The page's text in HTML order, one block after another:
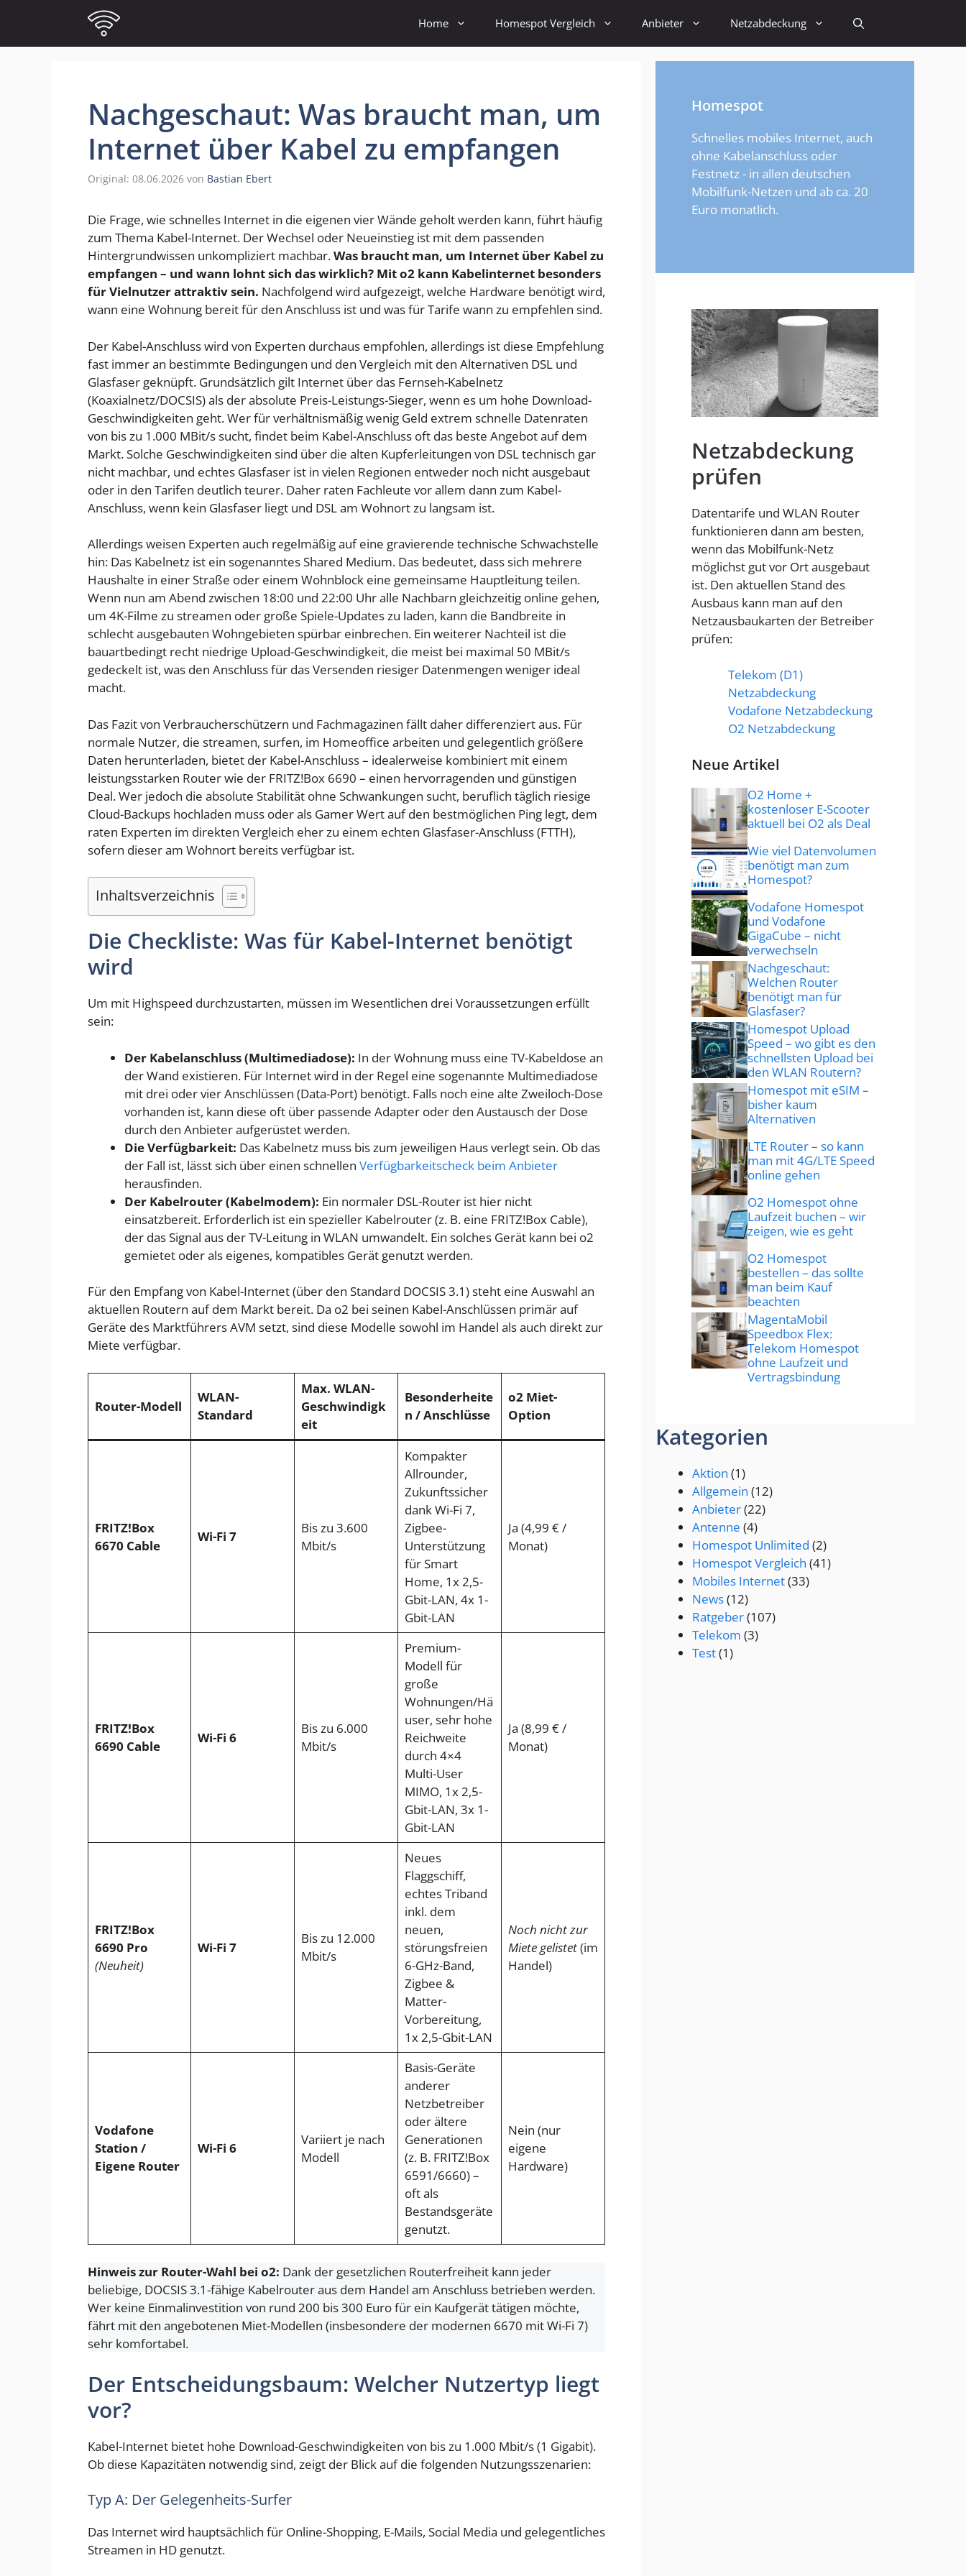
springen
Home Homespot Vergleich Anbieter Netzabdeckung
Nachgeschaut: Was braucht man, um
Internet über Kabel zu empfangen
08.06.2026 von Bastian Ebert
Die Frage, wie schnelles Internet in die eigenen vier Wände geholt werden kann, führt häufig
zum Thema Kabel-Internet. Der Wechsel oder Neueinstieg ist mit dem passenden
Hintergrundwissen unkompliziert machbar.Was braucht man, um Internet über Kabel zu
empfangen – und wann lohnt sich das wirklich? Mit o2 kann Kabelinternet besonders
für Vielnutzer attraktiv sein. Nachfolgend wird aufgezeigt, welche Hardware benötigt wird,
wann eine Wohnung bereit für den Anschluss ist und was für Tarife wann zu empfehlen sind.
Der Kabel-Anschluss wird von Experten durchaus empfohlen, allerdings ist diese Empfehlung
fast immer an bestimmte Bedingungen und den Vergleich mit den Alternativen DSL und
Glasfaser geknüpft. Grundsätzlich gilt Internet über das Fernseh-Kabelnetz
(Koaxialnetz/DOCSIS) als der absolute Preis-Leistungs-Sieger, wenn es um hohe Download-
Geschwindigkeiten geht. Wer für verhältnismäßig wenig Geld extrem schnelle Datenraten
von bis zu 1.000 MBit/s sucht, findet beim Kabel-Anschluss oft das beste Angebot auf dem
Markt. Solche Geschwindigkeiten sind über die alten Kupferleitungen von DSL technisch gar
nicht machbar, und echtes Glasfaser ist in vielen Regionen entweder noch nicht ausgebaut
oder in den Tarifen deutlich teurer. Daher raten Fachleute vor allem dann zum Kabel-
Anschluss, wenn kein Glasfaser liegt und DSL am Wohnort zu langsam ist.
Allerdings weisen Experten auch regelmäßig auf eine gravierende technische Schwachstelle
hin: Das Kabelnetz ist ein sogenanntes Shared Medium. Das bedeutet, dass sich mehrere
Haushalte in einer Straße oder einem Wohnblock eine gemeinsame Hauptleitung teilen.
Wenn nun am Abend zwischen 18:00 und 22:00 Uhr alle Nachbarn gleichzeitig online gehen,
um 4K-Filme zu streamen oder große Spiele-Updates zu laden, kann die Bandbreite in
schlecht ausgebauten Wohngebieten spürbar einbrechen. Ein weiterer Nachteil ist die
bauartbedingt recht niedrige Upload-Geschwindigkeit, die meist bei maximal 50 MBit/s
gedeckelt ist, was den Anschluss für das Versenden riesiger Datenmengen weniger ideal
macht.
Das Fazit von Verbraucherschützern und Fachmagazinen fällt daher differenziert aus. Für
normale Nutzer, die streamen, surfen, im Homeoffice arbeiten und gelegentlich größere
Daten herunterladen, bietet der Kabel-Anschluss – idealerweise kombiniert mit einem
leistungsstarken Router wie der FRITZ!Box 6690 – einen hervorragenden und günstigen
Deal. Wer jedoch die absolute Stabilität ohne Schwankungen sucht, beruflich täglich riesige
Cloud-Backups hochladen muss oder als Gamer Wert auf den bestmöglichen Ping legt, dem
raten Experten im direkten Vergleich eher zu einem echten Glasfaser-Anschluss (FTTH),
sofern dieser am Wohnort bereits verfügbar ist.
Inhaltsverzeichnis
Die Checkliste: Was für Kabel-Internet benötigt
wird
Um mit Highspeed durchzustarten, müssen im Wesentlichen drei Voraussetzungen erfüllt
sein:
Der Kabelanschluss (Multimediadose): In der Wohnung muss eine TV-Kabeldose an
der Wand existieren. Für Internet wird in der Regel eine sogenannte Multimediadose
mit drei oder vier Anschlüssen (Data-Port) benötigt. Falls noch eine alte Zweiloch-Dose
vorhanden ist, kann diese oft über passende Adapter oder den Austausch der Dose
durch den Anbieter aufgerüstet werden.
Die Verfügbarkeit: Das Kabelnetz muss bis zum jeweiligen Haus verlegt sein. Ob das
der Fall ist, lässt sich über einen schnellen Verfügbarkeitscheck beim Anbieter
herausfinden.
Der Kabelrouter (Kabelmodem): Ein normaler DSL-Router ist hier nicht
einsatzbereit. Erforderlich ist ein spezieller Kabelrouter (z. B. eine FRITZ!Box Cable),
der das Signal aus der TV-Leitung in WLAN umwandelt. Ein solches Gerät kann bei o2
gemietet oder als eigenes, kompatibles Gerät genutzt werden.
Für den Empfang von Kabel-Internet (über den Standard DOCSIS 3.1) steht eine Auswahl an
aktuellen Routern auf dem Markt bereit. Da o2 bei seinen Kabel-Anschlüssen primär auf
Geräte des Marktführers AVM setzt, sind diese Modelle sowohl im Handel als auch direkt zur
Miete verfügbar.
Router-Modell
WLAN-
Standard
Max. WLAN-
Geschwindigk
eit
Besonderheite
n / Anschlüsse
o2 Miet-
Option
FRITZ!Box
6670 Cable
Wi-Fi 7
Bis zu 3.600
Mbit/s
Kompakter
Allrounder,
Zukunftssicher
dank Wi-Fi 7,
Zigbee-
Unterstützung
für Smart
Home, 1x 2,5-
Gbit-LAN, 4x 1-
Gbit-LAN
Ja (4,99 € /
Monat)
FRITZ!Box
6690 Cable
Wi-Fi 6
Bis zu 6.000
Mbit/s
Premium-
Modell für
große
Wohnungen/Hä
user, sehr hohe
Reichweite
durch 4×4
Multi-User
MIMO, 1x 2,5-
Gbit-LAN, 3x 1-
Gbit-LAN
Ja (8,99 € /
Monat)
FRITZ!Box
6690 Pro
(Neuheit)
Wi-Fi 7
Bis zu 12.000
Mbit/s
Neues
Flaggschiff,
echtes Triband
inkl. dem
neuen,
störungsfreien
6-GHz-Band,
Zigbee &
Matter-
Vorbereitung,
1x 2,5-Gbit-LAN
Noch nicht zur
Miete gelistet(im
Handel)
Vodafone
Station /
Eigene Router
Wi-Fi 6
Variiert je nach
Modell
Basis-Geräte
anderer
Netzbetreiber
oder ältere
Generationen
(z. B. FRITZ!Box
6591/6660) –
oft als
Bestandsgeräte
genutzt.
Nein (nur
eigene
Hardware)
Hinweis zur Router-Wahl bei o2: Dank der gesetzlichen Routerfreiheit kann jeder
beliebige, DOCSIS 3.1-fähige Kabelrouter aus dem Handel am Anschluss betrieben werden.
Wer keine Einmalinvestition von rund 200 bis 300 Euro für ein Kaufgerät tätigen möchte,
fährt mit den angebotenen Miet-Modellen (insbesondere der modernen 6670 mit Wi-Fi 7)
sehr komfortabel.
Der Entscheidungsbaum: Welcher Nutzertyp liegt
vor?
Kabel-Internet bietet hohe Download-Geschwindigkeiten von bis zu 1.000 Mbit/s (1 Gigabit).
Ob diese Kapazitäten notwendig sind, zeigt der Blick auf die folgenden Nutzungsszenarien:
Typ A: Der Gelegenheits-Surfer
Das Internet wird hauptsächlich für Online-Shopping, E-Mails, Social Media und gelegentliches
Streamen in HD genutzt.
Homespot
Schnelles mobiles Internet, auch
ohne Kabelanschluss oder
Festnetz - in allen deutschen
Mobilfunk-Netzen und ab ca. 20
Euro monatlich.
Netzabdeckung
prüfen
Datentarife und WLAN Router
funktionieren dann am besten,
wenn das Mobilfunk-Netz
möglichst gut vor Ort ausgebaut
ist. Den aktuellen Stand des
Ausbaus kann man auf den
Netzausbaukarten der Betreiber
prüfen:
Telekom (D1)
Netzabdeckung
Vodafone Netzabdeckung
O2 Netzabdeckung
Neue Artikel
O2 Home +
kostenloser E-Scooter
aktuell bei O2 als Deal
Wie viel Datenvolumen
benötigt man zum
Homespot?
Vodafone Homespot
und Vodafone
GigaCube – nicht
verwechseln
Nachgeschaut:
Welchen Router
benötigt man für
Glasfaser?
Homespot Upload
Speed – wo gibt es den
schnellsten Upload bei
den WLAN Routern?
Homespot mit eSIM –
bisher kaum
Alternativen
LTE Router – so kann
man mit 4G/LTE Speed
online gehen
O2 Homespot ohne
Laufzeit buchen – wir
zeigen, wie es geht
O2 Homespot
bestellen – das sollte
man beim Kauf
beachten
MagentaMobil
Speedbox Flex:
Telekom Homespot
ohne Laufzeit und
Vertragsbindung
Kategorien
Aktion (1)
Allgemein (12)
Anbieter(22)
Antenne (4)
Homespot Unlimited (2)
Homespot Vergleich (41)
Mobiles Internet(33)
News(12)
Ratgeber(107)
Telekom (3)
Test(1)